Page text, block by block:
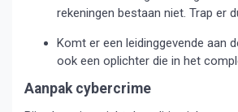
rekeningen bestaan niet. Trap er
Komt er een leidinggevende aan
ook een oplichter die in het
Aanpak cybercrime